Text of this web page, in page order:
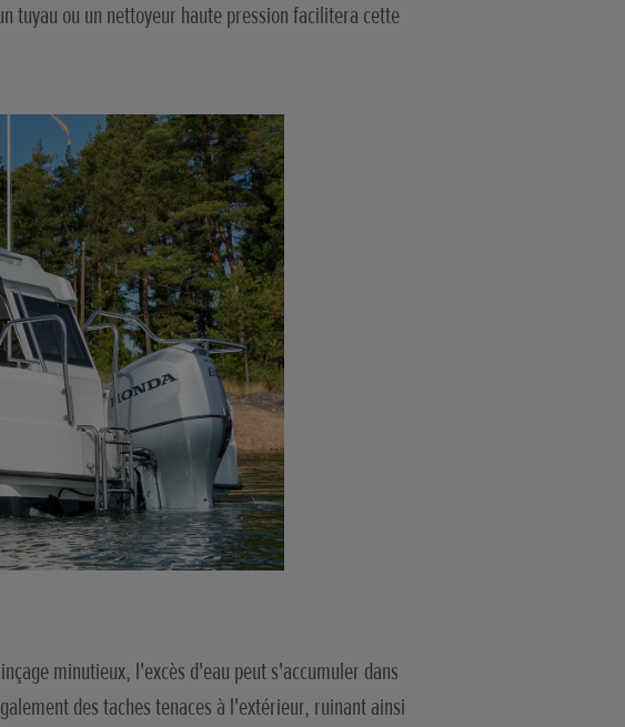
tuyau ou un nettoyeur haute pression facilitera cette
minutieux, l'excès d'eau peut s'accumuler dans
des taches tenaces à l'extérieur, ruinant ainsi